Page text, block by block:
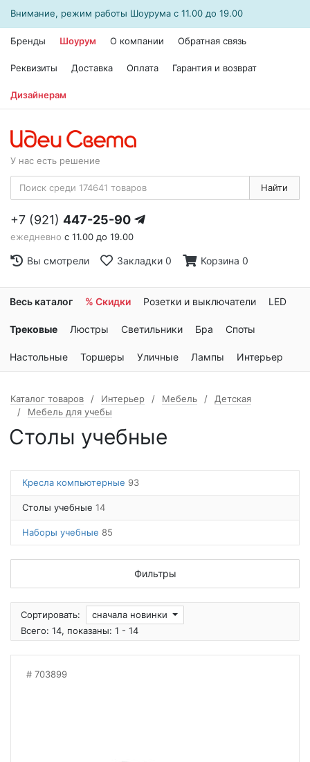
Внимание, режим работы Шоурума с 11.00 до 19.00
Бренды Шоурум О компании Обратная связь
Реквизиты Доставка Оплата Гарантия и возврат
Дизайнерам
У нас есть решение
Найти
+7 (921) 447-25-90
ежедневно с 11.00 до 19.00
Вы смотрели Закладки 0 Корзина 0
Весь каталог % Скидки Розетки и выключатели LED
Трековые Люстры Светильники Бра Споты
Настольные Торшеры Уличные Лампы Интерьер
Каталог товаров Интерьер Мебель
Детская
Мебель для учебы
Столы учебные
Кресла компьютерные 93
Столы учебные 14
Наборы учебные 85
Фильтры
Сортировать:
сначала новинки
Всего: 14, показаны: 1 - 14
703899